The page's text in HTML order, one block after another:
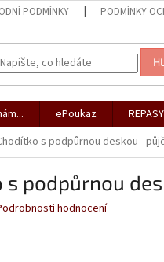
PODMÍNKY PODMÍNKY
ePoukaz
s podpůrnou deskou -
s podpůrnou
hodnocení